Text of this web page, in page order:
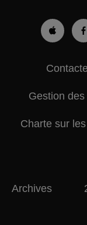
Gestion
Charte sur
Archives